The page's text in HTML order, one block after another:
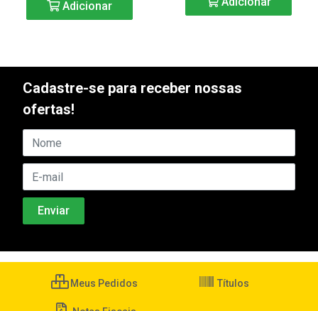
Adicionar
Cadastre-se para receber nossas
ofertas!
Meus Pedidos Títulos